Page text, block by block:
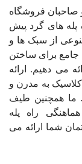
صاحبان فروشگاه
پله های گرد پیش
از سبک ها و
جامع برای ساختن
می دهیم. ارائه
به مدرن و
ما همچنین طیف
راه پله
شما ارائه می